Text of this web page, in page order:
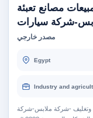
مصانع تعبئة
شركة سيارات
مصدر خارجي
Egypt
Industry and
وتغليف -شركة ملابس-شركة